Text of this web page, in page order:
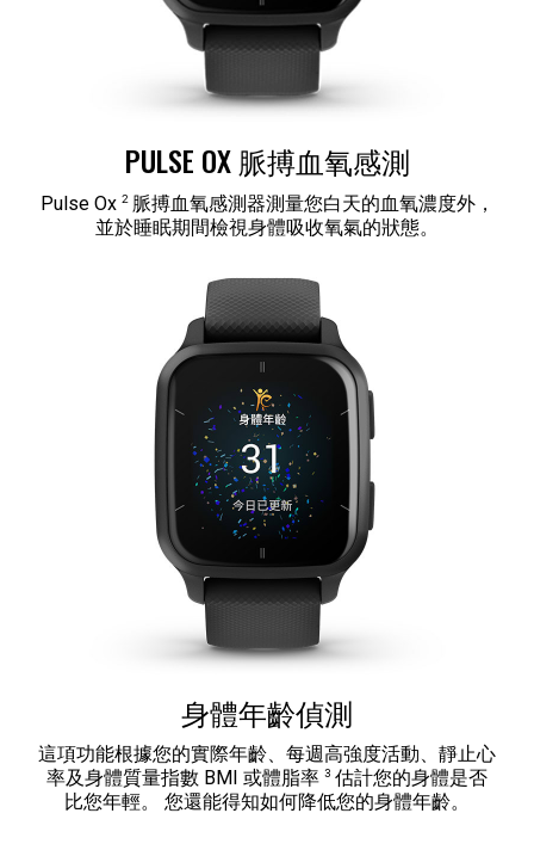
PULSE OX 脈搏血氧感測
Pulse Ox 2脈搏血氧感測器測量您白天的血氧濃度外，
並於睡眠期間檢視身體吸收氧氣的狀態。
身體年齡偵測
這項功能根據您的實際年齡、每週高強度活動、靜止心
率及身體質量指數 BMI 或體脂率 3 估計您的身體是否
比您年輕。 您還能得知如何降低您的身體年齡。